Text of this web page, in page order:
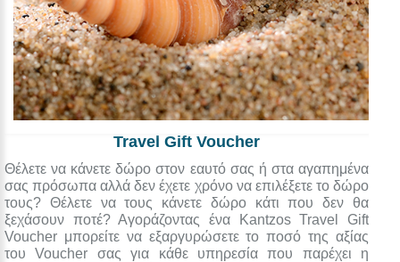
Travel Gift Voucher
Θέλετε να κάνετε δώρο στον εαυτό σας ή στα αγαπημένα
σας πρόσωπα αλλά δεν έχετε χρόνο να επιλέξετε το δώρο
τους? Θέλετε να τους κάνετε δώρο κάτι που δεν θα
ξεχάσουν ποτέ? Αγοράζοντας ένα Kantzos Travel Gift
Voucher μπορείτε να εξαργυρώσετε το ποσό της αξίας
του Voucher σας για κάθε υπηρεσία που παρέχει η